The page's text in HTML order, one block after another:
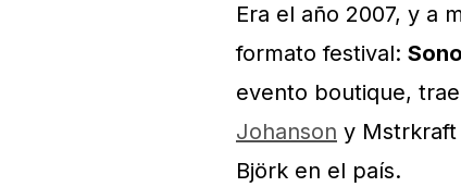
Era el año 2007, y a
formato festival:
evento boutique,
Johanson y Mstrkraft
Björk en el país.